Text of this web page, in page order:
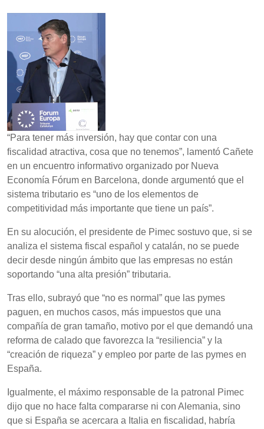
“Para tener más inversión, hay que contar con una
fiscalidad atractiva, cosa que no tenemos”, lamentó Cañete
en un encuentro informativo organizado por Nueva
Economía Fórum en Barcelona, donde argumentó que el
sistema tributario es “uno de los elementos de
competitividad más importante que tiene un país”.
En su alocución, el presidente de Pimec sostuvo que, si se
analiza el sistema fiscal español y catalán, no se puede
decir desde ningún ámbito que las empresas no están
soportando “una alta presión” tributaria.
Tras ello, subrayó que “no es normal” que las pymes
paguen, en muchos casos, más impuestos que una
compañía de gran tamaño, motivo por el que demandó una
reforma de calado que favorezca la “resiliencia” y la
“creación de riqueza” y empleo por parte de las pymes en
España.
Igualmente, el máximo responsable de la patronal Pimec
dijo que no hace falta compararse ni con Alemania, sino
que si España se acercara a Italia en fiscalidad, habría